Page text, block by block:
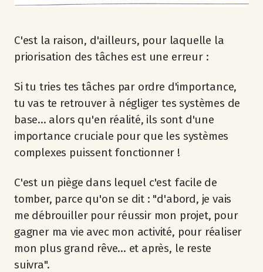
C'est la raison, d'ailleurs, pour laquelle la
priorisation des tâches est une erreur :
Si tu tries tes tâches par ordre d'importance,
tu vas te retrouver à négliger tes systèmes de
base... alors qu'en réalité, ils sont d'une
importance cruciale pour que les systèmes
complexes puissent fonctionner !
C'est un piège dans lequel c'est facile de
tomber, parce qu'on se dit : "d'abord, je vais
me débrouiller pour réussir mon projet, pour
gagner ma vie avec mon activité, pour réaliser
mon plus grand rêve... et après, le reste
suivra".